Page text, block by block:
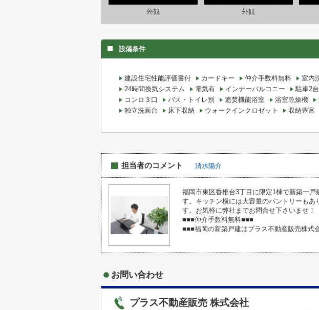
外観 外観
設備条件
建設住宅性能評価書付 カードキー 仲介手数料無料 室内
24時間換気システム
電気有 インナーバルコニー 駐車2
コンロ３口
バス・トイレ別 追焚機能浴室 浴室乾燥機
独立洗面台
床下収納 ウォークインクロゼット 収納豊富
担当者のコメント 清水陽介
福岡市東区香椎台3丁目に限定1棟で新築一
す。キッチン横には大容量のパントリーも
す。お気軽に弊社までお問合せ下さいませ！
■■■仲介手数料無料■■■
■■■福岡の新築戸建はプラス不動産販売株式
お問い合わせ
プラス不動産販売 株式会社